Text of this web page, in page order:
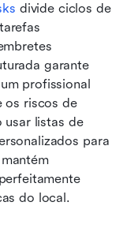
divide ciclos de
garante
profissional
os riscos de
listas de
do local.